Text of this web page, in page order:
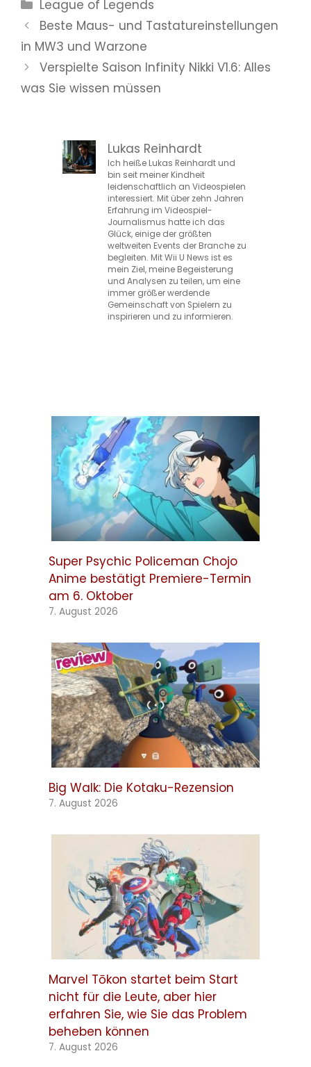
League of Legends
Beste Maus- und Tastatureinstellungen
in MW3 und Warzone
Verspielte Saison Infinity Nikki V1.6: Alles
was Sie wissen müssen
Lukas Reinhardt
Ich heiße Lukas Reinhardt und
bin seit meiner Kindheit
leidenschaftlich an Videospielen
interessiert. Mit über zehn Jahren
Erfahrung im Videospiel-
Journalismus hatte ich das
Glück, einige der größten
weltweiten Events der Branche zu
begleiten. Mit Wii U News ist es
mein Ziel, meine Begeisterung
und Analysen zu teilen, um eine
immer größer werdende
Gemeinschaft von Spielern zu
inspirieren und zu informieren.
Super Psychic Policeman Chojo
Anime bestätigt Premiere-Termin
am 6. Oktober
7. August 2026
Big Walk: Die Kotaku-Rezension
7. August 2026
Marvel Tōkon startet beim Start
nicht für die Leute, aber hier
erfahren Sie, wie Sie das Problem
beheben können
7. August 2026